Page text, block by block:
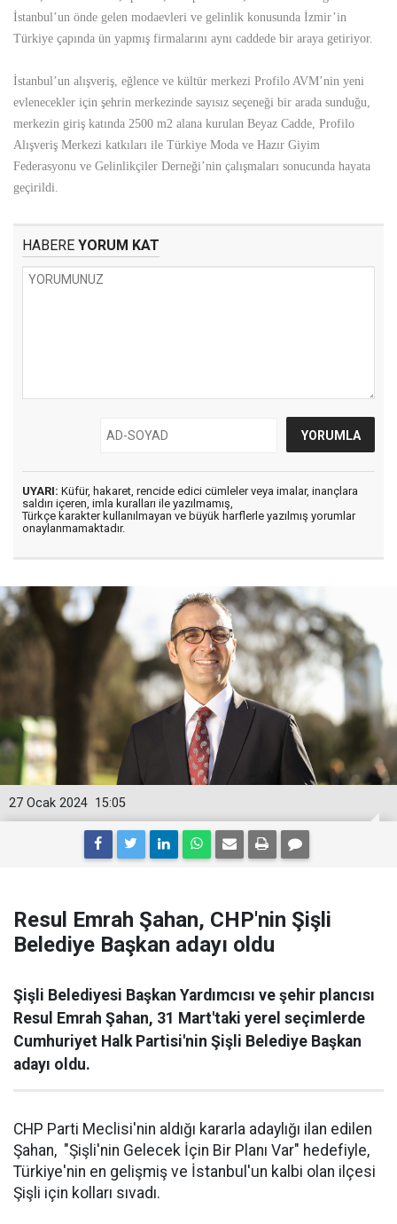
İstanbul’un önde gelen modaevleri ve gelinlik konusunda İzmir’in
Türkiye çapında ün yapmış firmalarını aynı caddede bir araya getiriyor.
İstanbul’un alışveriş, eğlence ve kültür merkezi Profilo AVM’nin yeni
evlenecekler için şehrin merkezinde sayısız seçeneği bir arada sunduğu,
merkezin giriş katında 2500 m2 alana kurulan Beyaz Cadde, Profilo
Alışveriş Merkezi katkıları ile Türkiye Moda ve Hazır Giyim
Federasyonu ve Gelinlikçiler Derneği’nin çalışmaları sonucunda hayata
geçirildi.
HABERE YORUM KAT
UYARI: Küfür, hakaret, rencide edici cümleler veya imalar, inançlara
saldırı içeren, imla kuralları ile yazılmamış,
Türkçe karakter kullanılmayan ve büyük harflerle yazılmış yorumlar
onaylanmamaktadır.
15:05
27 Ocak 2024
Resul Emrah Şahan, CHP'nin Şişli
Belediye Başkan adayı oldu
Şişli Belediyesi Başkan Yardımcısı ve şehir plancısı
Resul Emrah Şahan, 31 Mart'taki yerel seçimlerde
Cumhuriyet Halk Partisi'nin Şişli Belediye Başkan
adayı oldu.
CHP Parti Meclisi'nin aldığı kararla adaylığı ilan edilen
Şahan, "Şişli'nin Gelecek İçin Bir Planı Var" hedefiyle,
Türkiye'nin en gelişmiş ve İstanbul'un kalbi olan ilçesi
Şişli için kolları sıvadı.